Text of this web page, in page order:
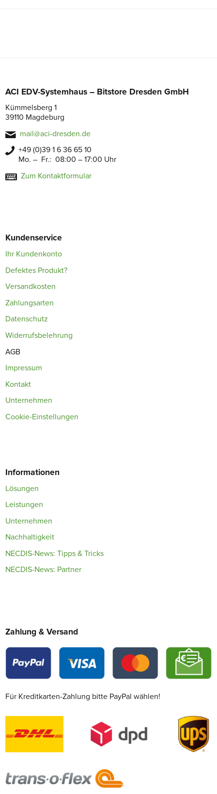
ACI EDV-Systemhaus – Bitstore Dresden GmbH
Kümmelsberg 1
39110 Magdeburg
mail@aci-dresden.de
+49 (0)39 1 6 36 65 10
Mo. – Fr.: 08:00 – 17:00 Uhr
Zum Kontaktformular
Kundenservice
Ihr Kundenkonto
Defektes Produkt?
Versandkosten
Zahlungsarten
Datenschutz
Widerrufsbelehrung
AGB
Impressum
Kontakt
Unternehmen
Cookie-Einstellungen
Informationen
Lösungen
Leistungen
Unternehmen
Nachhaltigkeit
NECDIS-News: Tipps & Tricks
NECDIS-News: Partner
Zahlung & Versand
Für Kreditkarten-Zahlung bitte PayPal wählen!